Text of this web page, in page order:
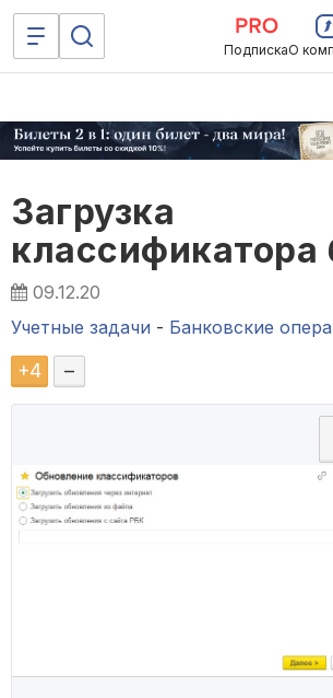
ПодпискаО
Загрузка
классификатора
09.12.20
Учетные задачи - Банковские
+4 –